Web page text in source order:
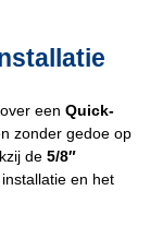
een Quick-
zonder gedoe op
de 5/8″
en het